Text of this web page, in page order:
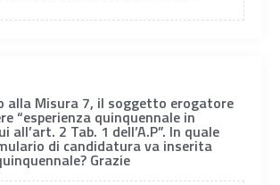
alla Misura 7, il soggetto erogatore
“esperienza quinquennale in
all’art. 2 Tab. 1 dell’A.P”. In quale
di candidatura va inserita
Grazie